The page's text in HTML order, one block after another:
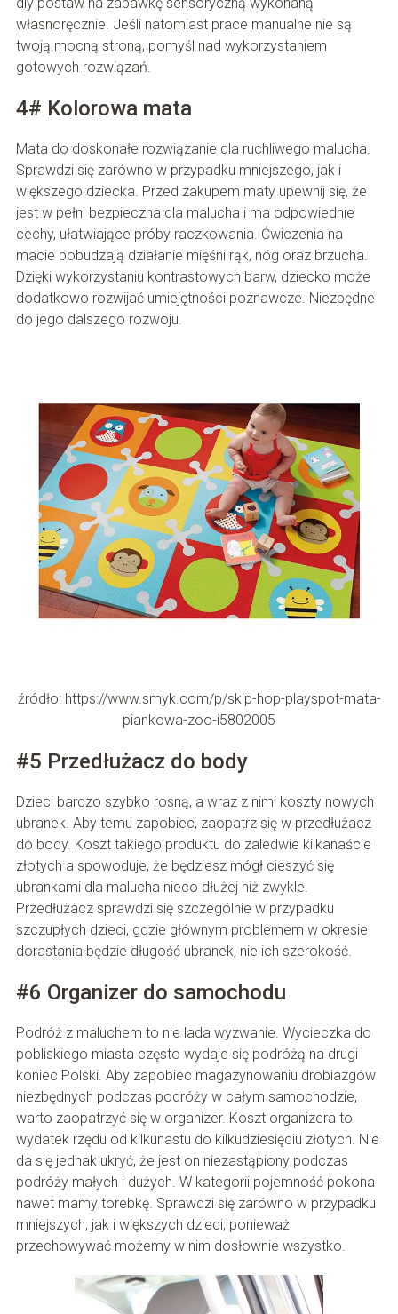
diy postaw na zabawkę sensoryczną wykonaną
własnoręcznie. Jeśli natomiast prace manualne nie są
twoją mocną stroną, pomyśl nad wykorzystaniem
gotowych rozwiązań.
4# Kolorowa mata
Mata do doskonałe rozwiązanie dla ruchliwego malucha.
Sprawdzi się zarówno w przypadku mniejszego, jak i
większego dziecka. Przed zakupem maty upewnij się, że
jest w pełni bezpieczna dla malucha i ma odpowiednie
cechy, ułatwiające próby raczkowania. Ćwiczenia na
macie pobudzają działanie mięśni rąk, nóg oraz brzucha.
Dzięki wykorzystaniu kontrastowych barw, dziecko może
dodatkowo rozwijać umiejętności poznawcze. Niezbędne
do jego dalszego rozwoju.
źródło: https://www.smyk.com/p/skip-hop-playspot-mata-
piankowa-zoo-i5802005
#5 Przedłużacz do body
Dzieci bardzo szybko rosną, a wraz z nimi koszty nowych
ubranek. Aby temu zapobiec, zaopatrz się w przedłużacz
do body. Koszt takiego produktu do zaledwie kilkanaście
złotych a spowoduje, że będziesz mógł cieszyć się
ubrankami dla malucha nieco dłużej niż zwykle.
Przedłużacz sprawdzi się szczególnie w przypadku
szczupłych dzieci, gdzie głównym problemem w okresie
dorastania będzie długość ubranek, nie ich szerokość.
#6 Organizer do samochodu
Podróż z maluchem to nie lada wyzwanie. Wycieczka do
pobliskiego miasta często wydaje się podróżą na drugi
koniec Polski. Aby zapobiec magazynowaniu drobiazgów
niezbędnych podczas podróży w całym samochodzie,
warto zaopatrzyć się w organizer. Koszt organizera to
wydatek rzędu od kilkunastu do kilkudziesięciu złotych. Nie
da się jednak ukryć, że jest on niezastąpiony podczas
podróży małych i dużych. W kategorii pojemność pokona
nawet mamy torebkę. Sprawdzi się zarówno w przypadku
mniejszych, jak i większych dzieci, ponieważ
przechowywać możemy w nim dosłownie wszystko.